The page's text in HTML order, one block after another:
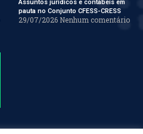
Assuntos jurídicos e contábeis em
pauta no Conjunto CFESS-CRESS
29/07/2026 Nenhum comentário